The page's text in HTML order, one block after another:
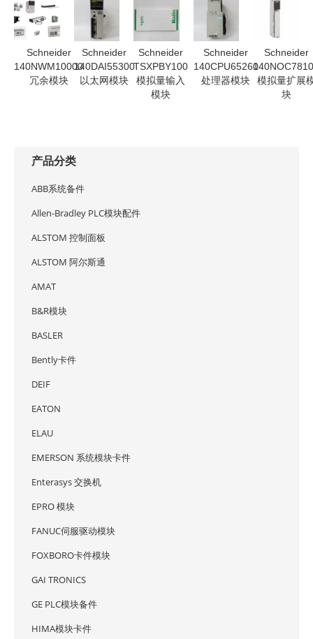
Schneider
140NWM10000
冗余模块
Schneider
140DAI55300
以太网模块
Schneider
TSXPBY100
模拟量输入
模块
Schneider
140CPU65260
处理器模块
Schneider
模拟量扩展
块
产品分类
ABB系统备件
Allen-Bradley PLC模块配件
ALSTOM 控制面板
ALSTOM 阿尔斯通
AMAT
B&R模块
BASLER
Bently卡件
DEIF
EATON
ELAU
EMERSON 系统模块卡件
Enterasys 交换机
EPRO 模块
FANUC伺服驱动模块
FOXBORO卡件模块
GAI TRONICS
GE PLC模块备件
HIMA模块卡件